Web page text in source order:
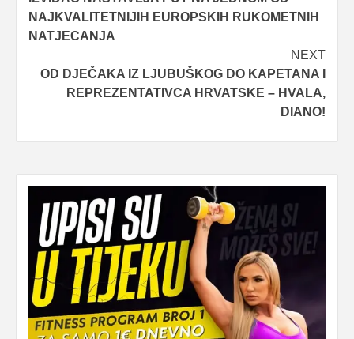
navigation
NAJKVALITETNIJIH EUROPSKIH RUKOMETNIH
NATJECANJA
NEXT
OD DJEČAKA IZ LJUBUŠKOG DO KAPETANA I
REPREZENTATIVCA HRVATSKE – HVALA,
DIANO!